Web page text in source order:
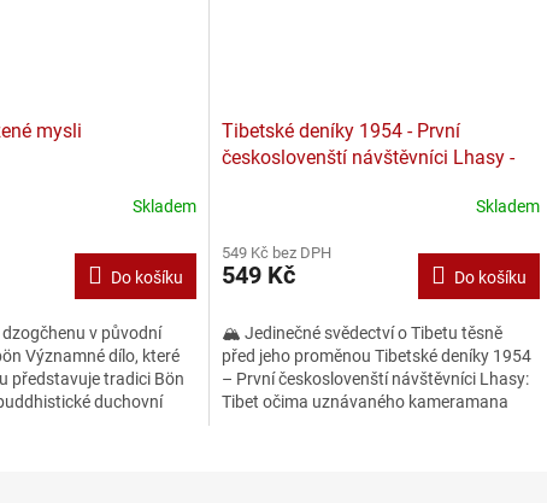
mysli
Skladem
Do košíku
v původní
Významné dílo, které
představuje tradici Bön
duchovní
Tibetské deníky 1954 - První
českoslovenští návštěvníci Lhasy -
Skladem
549 Kč bez DPH
549 Kč Do košíku
🏔️ Jedinečné svědectví o Tibetu těsně
před jeho proměnou Tibetské deníky 1954
– První českoslovenští návštěvníci Lhasy:
Tibet očima uznávaného kameramana